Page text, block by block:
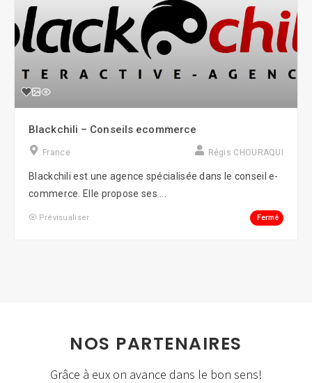
Blackchili – Conseils ecommerce
France Régis CHOURAQUI
Blackchili est une agence spécialisée dans le conseil e-
commerce. Elle propose ses ...
Prévisualiser Fermé
NOS PARTENAIRES
Grâce à eux on avance dans le bon sens!